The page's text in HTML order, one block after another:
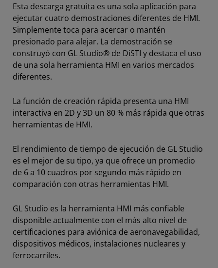
Esta descarga gratuita es una sola aplicación para
ejecutar cuatro demostraciones diferentes de HMI.
Simplemente toca para acercar o mantén
presionado para alejar. La demostración se
construyó con GL Studio® de DiSTI y destaca el uso
de una sola herramienta HMI en varios mercados
diferentes.
La función de creación rápida presenta una HMI
interactiva en 2D y 3D un 80 % más rápida que otras
herramientas de HMI.
El rendimiento de tiempo de ejecución de GL Studio
es el mejor de su tipo, ya que ofrece un promedio
de 6 a 10 cuadros por segundo más rápido en
comparación con otras herramientas HMI.
GL Studio es la herramienta HMI más confiable
disponible actualmente con el más alto nivel de
certificaciones para aviónica de aeronavegabilidad,
dispositivos médicos, instalaciones nucleares y
ferrocarriles.